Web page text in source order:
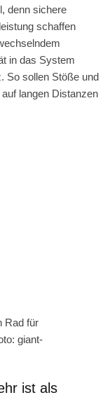
denn sichere
schaffen
in das System
So sollen Stöße und
langen Distanzen
Rad für
giant-
ist als